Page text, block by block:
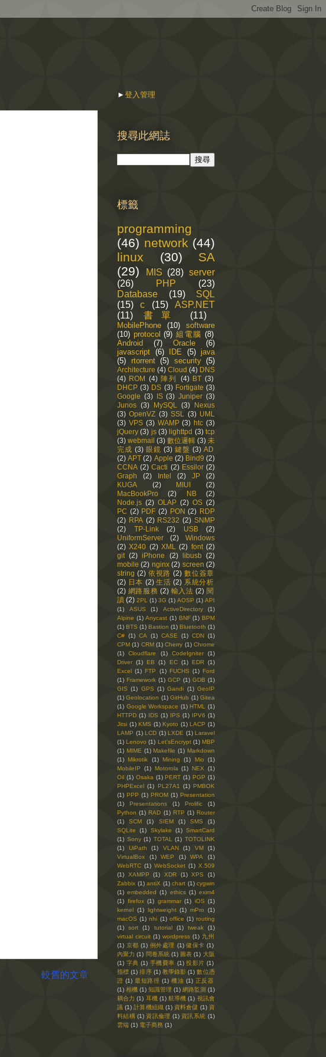
較舊的文章
► 登入管理
搜尋此網誌
標籤
programming
(46) network (44)
linux
(30)
SA
(29)
MIS (28) server
(26)
PHP
(23)
Database
(19)
SQL
(15)
c (15)
ASP.NET
(11)
書單 (11)
MobilePhone (10)
software
(10) protocol (9) 組電腦 (8)
Android
(7) Oracle
(6)
javascript (6) IDE (5)
java
(5) rtorrent (5) security (5)
Architecture (4) Cloud (4) DNS
(4) ROM (4) 陣列 (4) BT (3)
DHCP (3) DS (3) Fortigate (3)
Google (3) IS (3) Juniper (3)
Junos (3) MySQL (3)
Nexus
(3) OpenVZ (3) SSL (3) UML
(3) VPS (3) WAMP (3) htc (3)
jQuery (3) js (3) lighttpd (3) tcp
(3) webmail (3) 數位邏輯 (3) 未
完成 (3) 眼鏡 (3) 鍵盤 (3) AD
(2) APT (2) Apple (2) Bind9 (2)
CCNA (2) Cacti (2) Essilor (2)
Graph
(2) Intel (2) JP
(2)
KUGA
(2) MIUI
(2)
MacBookPro
(2) NB
(2)
Node.js (2) OLAP (2) OS (2)
PC (2) PDF (2) PON (2) RDP
(2) RPA (2) RS232 (2) SNMP
(2)
TP-Link (2) USB
(2)
UniformServer
(2)
Windows
(2) X240 (2) XML (2) font (2)
git (2) iPhone (2) libusb
(2)
mobile (2) nginx (2) screen (2)
string (2) 依視路 (2) 數位簽章
(2) 日本 (2) 生活 (2) 系統分析
(2) 網路服務 (2) 輸入法 (2) 閱
讀 (2) 2PL (1) 3G (1) AOSP (1) API
(1)
ASUS (1) ActiveDirectory
(1)
Alpine (1) Anycast (1) BNF (1) BPM
(1) BTS (1) Bastion (1) Bluetooth (1)
C# (1) CA (1) CASE (1) CDN (1)
CPM (1) CRM (1) Cherry (1) Chrome
(1)
Cloudflare (1) CodeIgniter
(1)
Driver (1) EB (1) EC (1) EDR (1)
Excel (1) FTP (1) FUCHS (1) Ford
(1) Framework (1) GCP (1) GDB (1)
GIS (1) GPS (1) Gandi (1) GeoIP
(1) Geolocation (1) GitHub (1) Gitea
(1) Google Workspace (1) HTML
(1)
HTTPD (1) IDS (1) IPS (1) IPV6 (1)
Jitsi (1) KMS (1) Kyoto (1) LACP (1)
LAMP (1) LCD (1) LXDE (1) Laravel
(1) Lenovo (1) Let'sEncrypt (1) MBP
(1) MIME (1) Makefile (1) Markdown
(1)
Mikrotik (1) Mining (1) Mio
(1)
MobileIP
(1) Motorola (1) NEX
(1)
Oil (1) Osaka (1) PERT (1) PGP (1)
PHPExcel (1) PL27A1 (1) PMBOK
(1) PPP (1) PROM (1) Presentation
(1)
Presentations (1) Prolific
(1)
Python (1) RAD (1) RTP (1) Router
(1)
SCM (1) SIEM (1) SMS
(1)
SQLite
(1) Skylake (1) SmartCard
(1) Sony (1) TOTAL (1) TOTOLINK
(1)
UiPath (1) VLAN (1) VM
(1)
VirtualBox
(1) WEP (1) WPA
(1)
WebRTC (1) WebSocket (1) X.509
(1)
XAMPP (1) XDR (1) XPS
(1)
Zabbix (1) antiX (1) chart (1) cygwin
(1) embedded (1) ethics (1) exim4
(1) firefox (1) grammar (1) iOS (1)
kernel (1) lightweight (1) mPro
(1)
macOS (1) nhi (1) office (1) routing
(1)
sort (1) tutorial (1) tweak
(1)
virtual circuit (1) wordpress (1) 九州
(1) 京都 (1) 例外處理 (1) 健保卡 (1)
內聚力 (1) 問卷系統 (1) 圖表 (1) 大阪
(1) 字典 (1) 手機費率 (1) 投影片 (1)
指標 (1) 排序 (1) 教學錄影 (1) 數位憑
證 (1) 最短路徑 (1) 機油 (1) 正反器
(1) 相機 (1) 知識管理 (1) 網路監測 (1)
耦合力 (1) 耳機 (1) 航導機 (1) 視訊會
議 (1) 計算機組織 (1) 資料倉儲 (1) 資
料結構 (1) 資訊倫理 (1) 資訊系統 (1)
雲端 (1) 電子商務 (1)